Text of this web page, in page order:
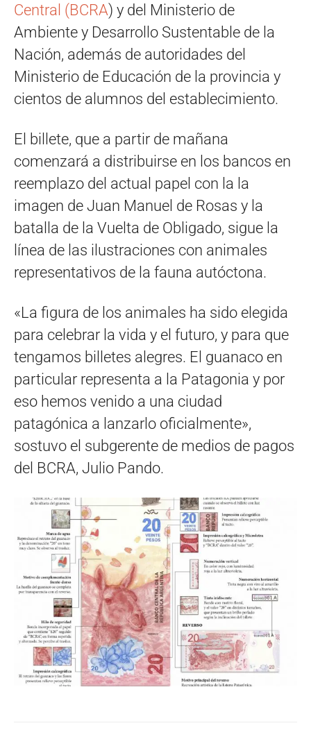
Central (BCRA) y del Ministerio de
Ambiente y Desarrollo Sustentable de la
Nación, además de autoridades del
Ministerio de Educación de la provincia y
cientos de alumnos del establecimiento.
El billete, que a partir de mañana
comenzará a distribuirse en los bancos en
reemplazo del actual papel con la la
imagen de Juan Manuel de Rosas y la
batalla de la Vuelta de Obligado, sigue la
línea de las ilustraciones con animales
representativos de la fauna autóctona.
«La figura de los animales ha sido elegida
para celebrar la vida y el futuro, y para que
tengamos billetes alegres. El guanaco en
particular representa a la Patagonia y por
eso hemos venido a una ciudad
patagónica a lanzarlo oficialmente»,
sostuvo el subgerente de medios de pagos
del BCRA, Julio Pando.